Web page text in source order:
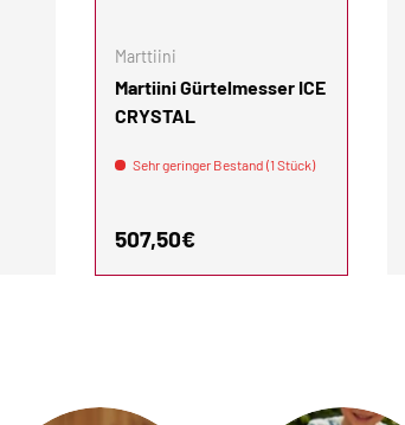
Marttiini
Martiini Gürtelmesser ICE
CRYSTAL
Sehr geringer Bestand (1 Stück)
Normaler Preis
507,50€